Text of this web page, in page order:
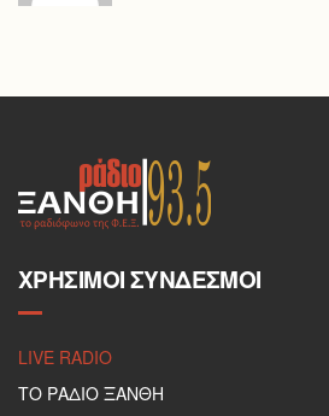
ΧΡΉΣΙΜΟΙ ΣΎΝΔΕΣΜΟΙ
LIVE RADIO
ΤΟ ΡΑΔΙΟ ΞΑΝΘΗ